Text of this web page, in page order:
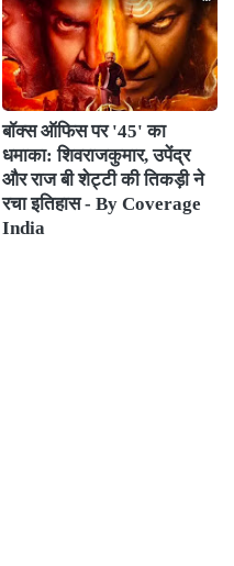
बॉक्स ऑफिस पर '45' का
धमाका: शिवराजकुमार, उपेंद्र
और राज बी शेट्टी की तिकड़ी ने
रचा इतिहास - By Coverage
India